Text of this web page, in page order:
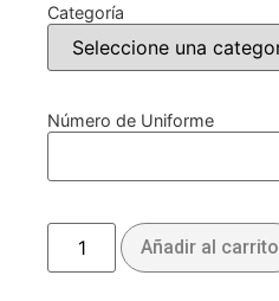
Categoría
Número de Uniforme
Añadir al carrito